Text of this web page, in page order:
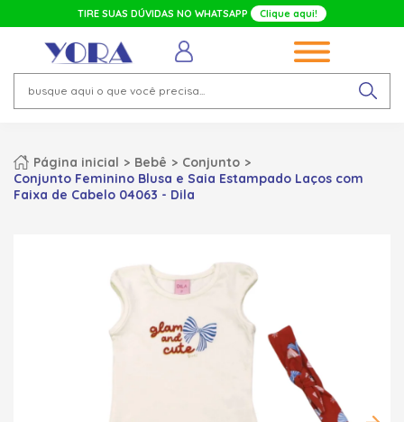
TIRE SUAS DÚVIDAS NO WHATSAPP Clique aqui!
Página inicial Bebê
Conjunto
Conjunto Feminino Blusa e Saia Estampado Laços com
Faixa de Cabelo 04063 - Dila